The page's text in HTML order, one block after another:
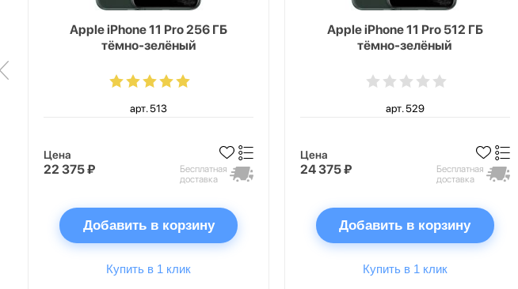
Apple iPhone 11 Pro 256 ГБ
тёмно-зелёный
арт. 513
Цена
22 375 ₽
Бесплатная
доставка
Добавить в корзину
Купить в 1 клик
Apple iPhone 11 Pro 512 ГБ
тёмно-зелёный
арт. 529
Цена
24 375 ₽
Бесплатная
доставка
Добавить в корзину
Купить в 1 клик